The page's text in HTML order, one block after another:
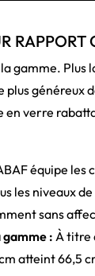
gamme.
généreux
en verre
équipe les
les niveaux
sans
gamme :À titre
atteint